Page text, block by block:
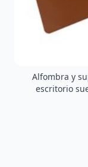
Alfombra y
escritorio